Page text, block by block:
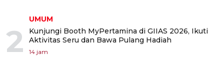
2
UMUM
Kunjungi Booth MyPertamina di GIIAS 2026, Ikuti
Aktivitas Seru dan Bawa Pulang Hadiah
14 jam